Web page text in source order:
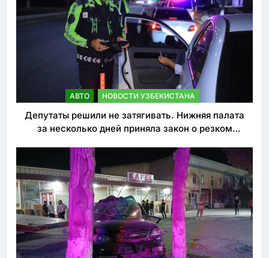
АВТО НОВОСТИ УЗБЕКИСТАНА
Депутаты решили не затягивать. Нижняя палата
за несколько дней приняла закон о резком